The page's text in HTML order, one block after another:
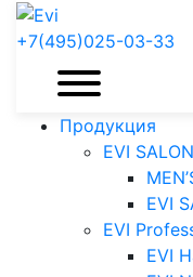
+7(495)025-03-33
Продукция
EVI
EVI
EVI
EVI